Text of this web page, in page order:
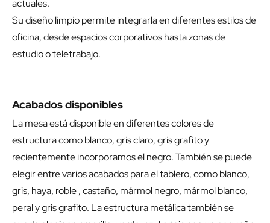
actuales.
Su diseño limpio permite integrarla en diferentes estilos de
oficina, desde espacios corporativos hasta zonas de
estudio o teletrabajo.
Acabados disponibles
La mesa está disponible en diferentes colores de
estructura como blanco, gris claro, gris grafito y
recientemente incorporamos el negro. También se puede
elegir entre varios acabados para el tablero, como blanco,
gris, haya, roble , castaño, mármol negro, mármol blanco,
peral y gris grafito. La estructura metálica también se